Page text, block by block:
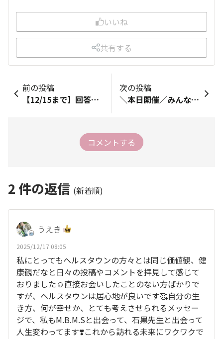
いいね
共有する
前の投稿
【12/15まで】回答者全員にポイントプレゼント🎁ユーザーアンケートのご協力依頼📝
次の投稿
＼本日開催／みんなでクリスマス・忘年会を乗り切ろう！🎅🎄🍴
コメントする
2 件の返信 (新着順)
うえき
2025/12/17 08:05
私にとってもヘルスタウンの方々とは同じ価値観、健
康観だなと日々の投稿やコメントを拝見して感じて
おりました☺️直接お会いしたことのない方ばかりで
すが、ヘルスタウンは居心地が良いです🥰自分の生
き方、何が幸せか、とても考えさせられるメッセー
ジで、私もM.B.M.Sと出会って、石黒先生と出会って
人生変わってます❣️これから訪れる未来にワクワクで